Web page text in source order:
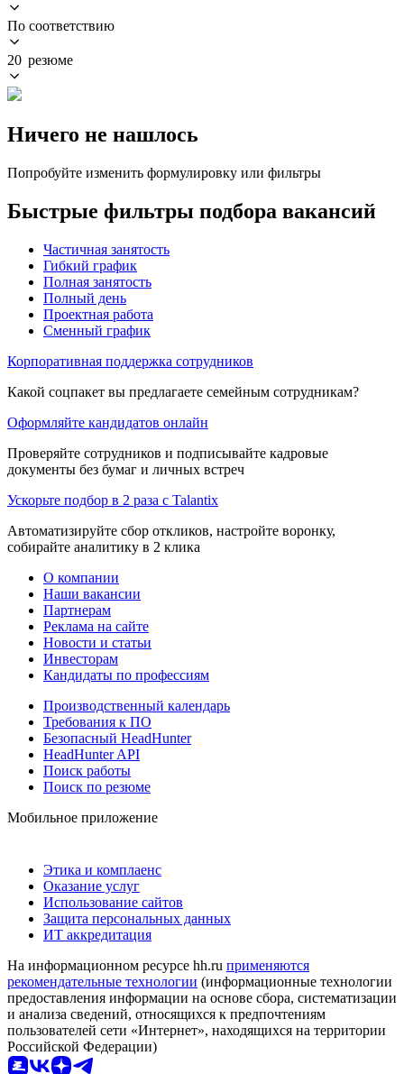
По соответствию
20 резюме
Ничего не нашлось
Попробуйте изменить формулировку или фильтры
Быстрые фильтры подбора вакансий
Частичная занятость
Гибкий график
Полная занятость
Полный день
Проектная работа
Сменный график
Корпоративная поддержка сотрудников
Какой соцпакет вы предлагаете семейным сотрудникам?
Оформляйте кандидатов онлайн
Проверяйте сотрудников и подписывайте кадровые
документы без бумаг и личных встреч
Ускорьте подбор в 2 раза с Talantix
Автоматизируйте сбор откликов, настройте воронку,
собирайте аналитику в 2 клика
О компании
Наши вакансии
Партнерам
Реклама на сайте
Новости и статьи
Инвесторам
Кандидаты по профессиям
Производственный календарь
Требования к ПО
Безопасный HeadHunter
HeadHunter API
Поиск работы
Поиск по резюме
Мобильное приложение
Этика и комплаенс
Оказание услуг
Использование сайтов
Защита персональных данных
ИТ аккредитация
На информационном ресурсе hh.ru применяются
рекомендательные технологии (информационные технологии
предоставления информации на основе сбора, систематизации
и анализа сведений, относящихся к предпочтениям
пользователей сети «Интернет», находящихся на территории
Российской Федерации)